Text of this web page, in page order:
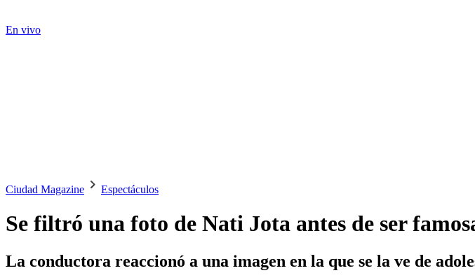
En vivo
Ciudad Magazine Espectáculos
Se filtró una foto de Nati Jota antes de ser
La conductora reaccionó a una imagen en la que se la ve de